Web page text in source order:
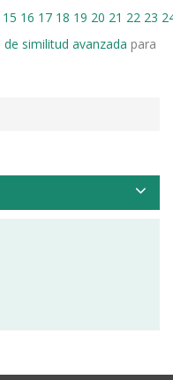
15 16 17 18 19 20 21 22 23
similitud avanzada para